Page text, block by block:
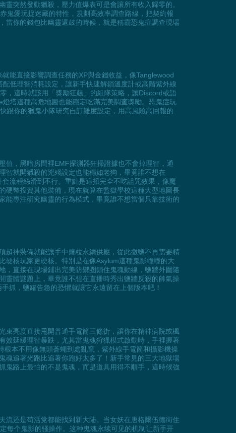
突然發動獵殺，壓力值爆表可是會讓所有收入歸零的。
鬼愛玩捉迷藏的特性，規劃高效率調查路線，把契約報
當你的錢包比幽靈還鼓的時候，就是稱霸恐鬼症調查現場
能直接影響調查任務的XP與金錢收益，像Tanglewood
低理智消耗設定，讓新手快速解鎖溫度計或高階紫外線
，這時就該用「獎勵狂飆」的組隊策略，讓Discord或語
塔這種高危地圖也能穩定吃滿完美調查獎勵。恐鬼症玩
跟你的獵鬼小隊研究自訂難度設定，用高風險高回報的
值，黑暗房間裡EMF探測器狂掃證據也不會掉理智，通
智就開獵殺的兇殘設定也能穩如老狗，畢竟誰不想在
流程絲滑到不行。重點是這招完全不吃詛咒效果，像魔
硬幣投資其他裝備，現在就算在監獄學校這種大型地圖長
能專注研究幽靈的行為模式，畢竟誰不想當個只靠技術的
超神裝備就能讓手中鹽粒永續供應，從此撒鹽不再需要精
硬核玩家更硬核。特別是在像Asylum這種鬼影幢幢的大
，直接在現場鋪出完美防禦圈鎖住鬼魂動線，鹽牆外圍隨
靈體謎題上，畢竟誰不想在直播時秀出鹽牆反殺的帥氣操
抓，鹽罐告急的恐懼就讓它永遠留在上個版本吧！
束亮度直接甩開普通手電筒三條街，讓你在精神病院或楓
效延緩理智暴跌，尤其當鬼魂狩獵模式啟動時，手裡握著
本不用像無頭蒼蠅到處亂竄，紫外線手電筒和攝影機操
魂追著光跑比追著你跑好太多了！新手常見的三大地獄場
鬼路上最怕的不是鬼魂，而是道具用得不順手，這時候強
流还是苟活党都能找到新大陆。当女妖在唐格爾伍德街住
每个鬼影的骚操作。这种鬼魂永续可见的机制让新手开